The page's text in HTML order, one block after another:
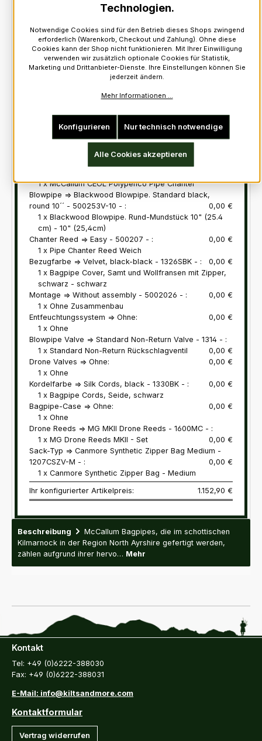
Sack-Typ
Canmore Synthetic Zipper Bag Medium
originaler Artikelpreis:
1.152,90 €
Wasserfalle => Ohne:
1 x McCallum CEOL Polypenco Pipe Chanter
Blowpipe => Blackwood Blowpipe. Standard black,
round 10´´ - 500253V-10 - :
0,00 €
1 x Blackwood Blowpipe. Rund-Mundstück 10" (25.4
cm) - 10" (25,4cm)
Chanter Reed => Easy - 500207 - :
0,00 €
1 x Pipe Chanter Reed Weich
Bezugfarbe => Velvet, black-black - 1326SBK - :
0,00 €
1 x Bagpipe Cover, Samt und Wollfransen mit Zipper,
schwarz - schwarz
Montage => Without assembly - 5002026 - :
0,00 €
1 x Ohne Zusammenbau
Entfeuchtungssystem => Ohne:
0,00 €
1 x Ohne
Blowpipe Valve => Standard Non-Return Valve - 1314 - :
0,00 €
1 x Standard Non-Return Rückschlagventil
Drone Valves => Ohne:
0,00 €
1 x Ohne
Kordelfarbe => Silk Cords, black - 1330BK - :
0,00 €
1 x Bagpipe Cords, Seide, schwarz
Bagpipe-Case => Ohne:
0,00 €
1 x Ohne
Drone Reeds => MG MKII Drone Reeds - 1600MC - :
0,00 €
1 x MG Drone Reeds MKII - Set
Sack-Typ => Canmore Synthetic Zipper Bag Medium -
1207CSZV-M - :
0,00 €
1 x Canmore Synthetic Zipper Bag - Medium
Ihr konfigurierter Artikelpreis:
1.152,90 €
Beschreibung
McCallum Bagpipes, die im schottischen
Kilmarnock in der Region North Ayrshire gefertigt werden,
zählen aufgrund ihrer hervo… Mehr
Kontakt
Tel: +49 (0)6222-388030
Fax: +49 (0)6222-388031
E-Mail: info@kiltsandmore.com
Kontaktformular
Vertrag widerrufen
Technologien.
Notwendige Cookies sind für den Betrieb dieses Shops zwingend
erforderlich (Warenkorb, Checkout und Zahlung). Ohne diese
Cookies kann der Shop nicht funktionieren. Mit Ihrer Einwilligung
verwenden wir zusätzlich optionale Cookies für Statistik,
Marketing und Drittanbieter-Dienste. Ihre Einstellungen können Sie
jederzeit ändern.
Mehr Informationen ...
Nur technisch notwendige
Konfigurieren
Alle Cookies akzeptieren